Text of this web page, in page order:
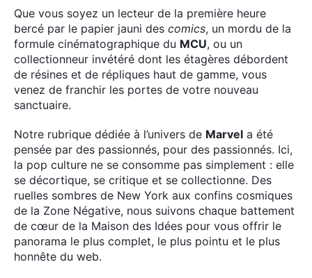
Que vous soyez un lecteur de la première heure
bercé par le papier jauni des comics, un mordu de la
formule cinématographique du MCU, ou un
collectionneur invétéré dont les étagères débordent
de résines et de répliques haut de gamme, vous
venez de franchir les portes de votre nouveau
sanctuaire.
Notre rubrique dédiée à l’univers de Marvel a été
pensée par des passionnés, pour des passionnés. Ici,
la pop culture ne se consomme pas simplement : elle
se décortique, se critique et se collectionne. Des
ruelles sombres de New York aux confins cosmiques
de la Zone Négative, nous suivons chaque battement
de cœur de la Maison des Idées pour vous offrir le
panorama le plus complet, le plus pointu et le plus
honnête du web.